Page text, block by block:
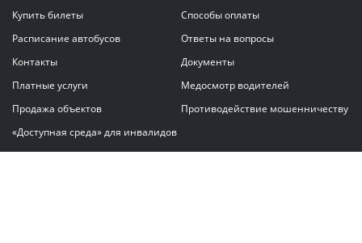
Купить билеты
Способы оплаты
Расписание автобусов
Ответы на вопросы
Контакты
Документы
Платные услуги
Медосмотр водителей
Продажа объектов
Противодействие мошенничеству
«Доступная среда» для инвалидов